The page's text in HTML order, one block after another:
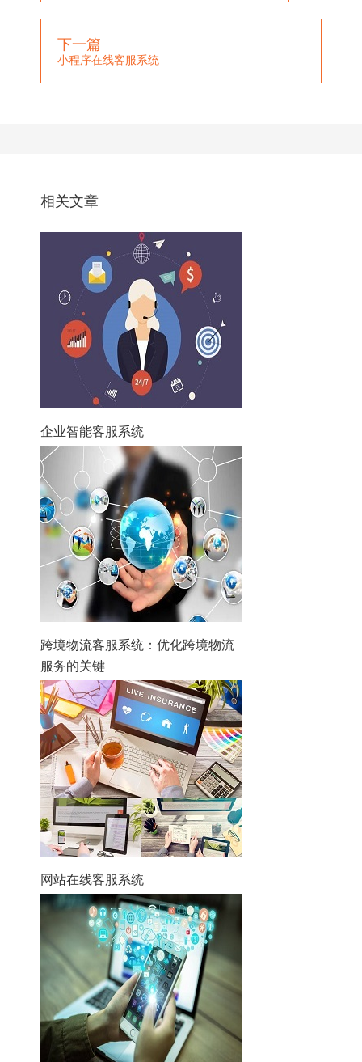
下一篇
小程序在线客服系统
相关文章
企业智能客服系统
跨境物流客服系统：优化跨境物流
服务的关键
网站在线客服系统